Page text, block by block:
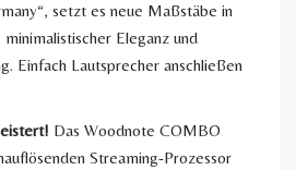
setzt es neue Maßstäbe in
Eleganz und
Einfach Lautsprecher anschließen
Das Woodnote COMBO
Streaming-Prozessor